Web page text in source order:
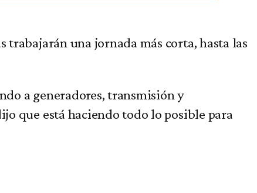
una jornada más corta, hasta las
a generadores, transmisión y
que está haciendo todo lo posible para